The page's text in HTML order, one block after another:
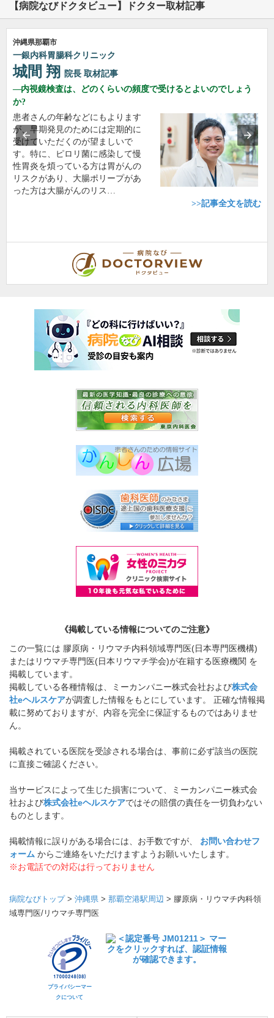
【病院なびドクタビュー】ドクター取材記事
沖縄県那覇市
一銀内科胃腸科クリニック
城間 翔 院長 取材記事
内視鏡検査は、どのくらいの頻度で受けるとよいのでしょう
か?
患者さんの年齢などにもよります
が、早期発見のためには定期的に
受けていただくのが望ましいで
す。特に、ピロリ菌に感染して慢
性胃炎を煩っている方は胃がんの
リスクがあり、大腸ポリープがあ
った方は大腸がんのリス…
>>記事全文を読む
《掲載している情報についてのご注意》
この一覧には 膠原病・リウマチ内科領域専門医(日本専門医機構)
またはリウマチ専門医(日本リウマチ学会)が在籍する医療機関 を
掲載しています。
掲載している各種情報は、ミーカンパニー株式会社および株式会
社eヘルスケアが調査した情報をもとにしています。 正確な情報掲
載に努めておりますが、内容を完全に保証するものではありませ
ん。
掲載されている医院を受診される場合は、事前に必ず該当の医院
に直接ご確認ください。
当サービスによって生じた損害について、ミーカンパニー株式会
社および株式会社eヘルスケアではその賠償の責任を一切負わない
ものとします。
掲載情報に誤りがある場合には、お手数ですが、 お問い合わせフ
ォーム からご連絡をいただけますようお願いいたします。
※お電話での対応は行っておりません
病院なびトップ> 沖縄県 > 那覇空港駅周辺 > 膠原病・リウマチ内科領
域専門医/リウマチ専門医
プライバシーマー
クについて